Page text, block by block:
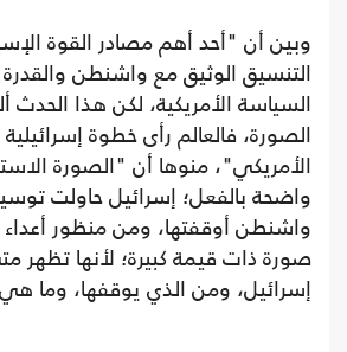
وبين أن "أحد أهم مصادر القوة
التنسيق الوثيق مع واشنطن
السياسة الأمريكية، لكن هذا الحدث
الصورة، فالعالم رأى خطوة
الأمريكي"، منوها أن "الصورة
واضحة بالفعل؛ إسرائيل حاولت
واشنطن أوقفتها، ومن منظور
صورة ذات قيمة كبيرة؛ لأنها تظهر
إسرائيل، ومن الذي يوقفها، وما